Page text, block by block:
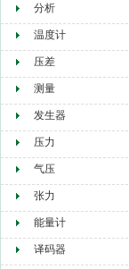
分析
温度计
压差
测量
发生器
压力
气压
张力
能量计
译码器